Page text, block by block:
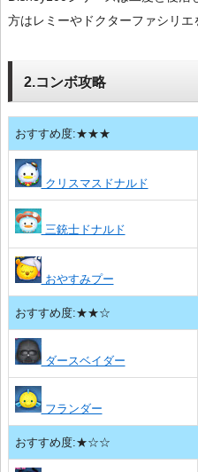
方はレミーやドクターファシリエ
2.コンボ攻略
おすすめ度:★★★
クリスマスドナルド
三銃士ドナルド
おやすみプー
おすすめ度:★★☆
ダースベイダー
フランダー
おすすめ度:★☆☆